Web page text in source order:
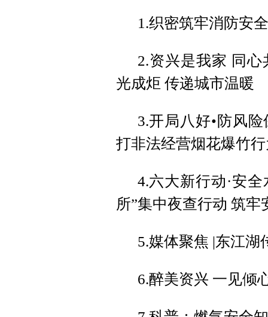
1.织密筑牢消防安
2.资兴是我家 同
光成炬 传递城市温暖
3.开局八好•防风
打非法经营烟花爆竹
4.六大新行动·安
所”集中夜查行动 筑牢
5.媒体聚焦 |东江湖
6.醉美资兴 一见倾